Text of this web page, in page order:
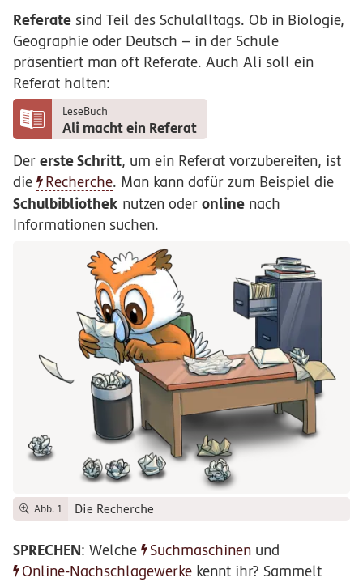
Referate sind Teil des Schulalltags. Ob in Biologie,
Geographie oder Deutsch – in der Schule
präsentiert man oft Referate. Auch Ali soll ein
Referat halten:
LeseBuch
Ali macht ein Referat
Der erste Schritt, um ein Referat vorzubereiten, ist
die
Recherche. Man kann dafür zum Beispiel die
Schulbibliothek nutzen oder online nach
Informationen suchen.
Abb. 1 Die Recherche
SPRECHEN: Welche Suchmaschinen und
Online-Nachschlagewerke kennt ihr? Sammelt